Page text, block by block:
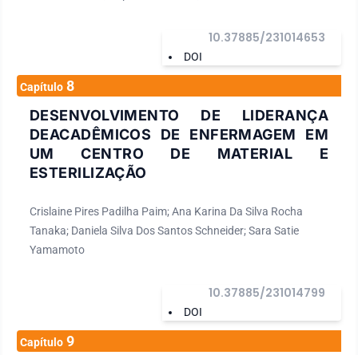
DOI
10.37885/231014653
Capítulo 8
DESENVOLVIMENTO DE LIDERANÇA
DEACADÊMICOS DE ENFERMAGEM EM
UM CENTRO DE MATERIAL E
ESTERILIZAÇÃO
Crislaine Pires Padilha Paim; Ana Karina Da Silva Rocha
Tanaka; Daniela Silva Dos Santos Schneider; Sara Satie
Yamamoto
DOI
10.37885/231014799
Capítulo 9